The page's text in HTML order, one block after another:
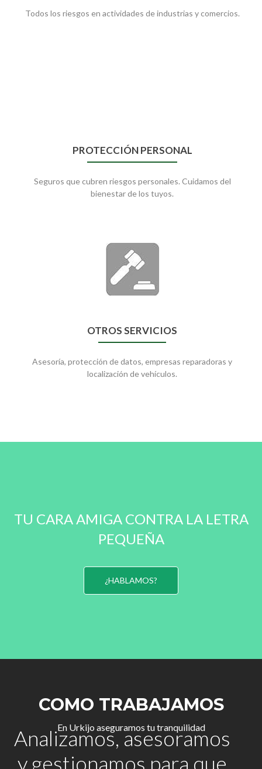
Todos los riesgos en actividades de industrias y comercios.
PROTECCIÓN PERSONAL
Seguros que cubren riesgos personales. Cuidamos del
bienestar de los tuyos.
OTROS SERVICIOS
Asesoría, protección de datos, empresas reparadoras y
localización de vehículos.
TU CARA AMIGA CONTRA LA LETRA
PEQUEÑA
¿HABLAMOS?
COMO TRABAJAMOS
En Urkijo aseguramos tu tranquilidad
Analizamos, asesoramos
y gestionamos para que